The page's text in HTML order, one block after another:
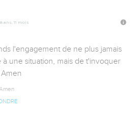
ans, 11 mois
l'engagement de ne plus jamais
à une situation, mais de t'invoquer